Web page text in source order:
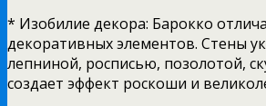
* Изобилие декора: Барокко
декоративных элементов. Стены
лепниной, росписью, позолотой,
создает эффект роскоши и